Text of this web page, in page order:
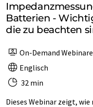
Batterien -
die zu beachten
On-Demand Webinare
Englisch
32 min
Dieses Webinar zeigt,